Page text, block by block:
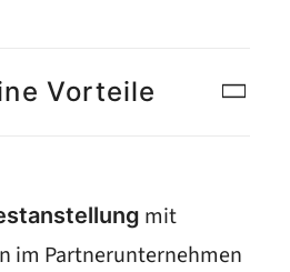
Vorteile
mit
im Partnerunternehmen